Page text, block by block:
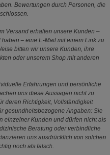
Bewertungen durch Personen, die
Versand erhalten unsere Kunden –
– eine E-Mail mit einem Link zu
bitten wir unsere Kunden, ihre
oder unserem Shop mit anderen
Erfahrungen und persönliche
uns diese Aussagen nicht zu
deren Richtigkeit, Vollständigkeit
gesundheitsbezogene Angaben: Sie
einzelner Kunden und dürfen nicht als
Beratung oder verbindliche
uns ausdrücklich von solchen
noch als falsch.